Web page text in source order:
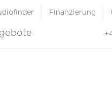
Finanzierung